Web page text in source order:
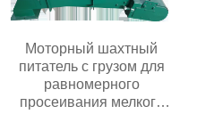
Моторный шахтный
питатель с грузом для
равномерного
просеивания мелкого